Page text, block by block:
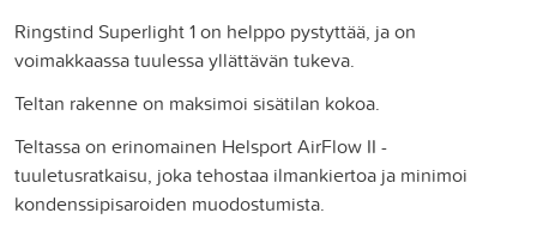
Ringstind Superlight 1 on helppo pystyttää, ja on
voimakkaassa tuulessa yllättävän tukeva.
Teltan rakenne on maksimoi sisätilan kokoa.
Teltassa on erinomainen Helsport AirFlow II -
tuuletusratkaisu, joka tehostaa ilmankiertoa ja minimoi
kondenssipisaroiden muodostumista.